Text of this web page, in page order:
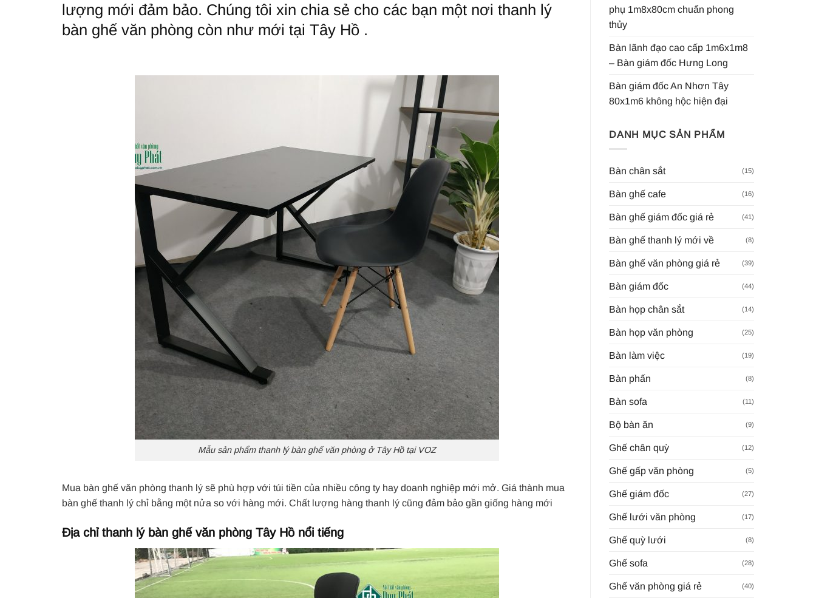
lượng mới đảm bảo. Chúng tôi xin chia sẻ cho các bạn một nơi thanh lý
bàn ghế văn phòng còn như mới tại Tây Hồ .
Mẫu sản phẩm thanh lý bàn ghế văn phòng ở Tây Hồ tại VOZ
Mua bàn ghế văn phòng thanh lý sẽ phù hợp với túi tiền của nhiều công ty hay doanh nghiệp mới mở. Giá thành mua
bàn ghế thanh lý chỉ bằng một nửa so với hàng mới. Chất lượng hàng thanh lý cũng đảm bảo gần giống hàng mới
Địa chỉ thanh lý bàn ghế văn phòng Tây Hồ nổi tiếng
phụ 1m8x80cm chuẩn phong
thủy
Bàn lãnh đạo cao cấp 1m6x1m8
– Bàn giám đốc Hưng Long
Bàn giám đốc An Nhơn Tây
80x1m6 không hộc hiện đại
DANH MỤC SẢN PHẨM
Bàn chân sắt (15)
Bàn ghế cafe (16)
Bàn ghế giám đốc giá rẻ (41)
Bàn ghế thanh lý mới về (8)
Bàn ghế văn phòng giá rẻ (39)
Bàn giám đốc (44)
Bàn họp chân sắt (14)
Bàn họp văn phòng (25)
Bàn làm việc (19)
Bàn phấn (8)
Bàn sofa (11)
Bộ bàn ăn (9)
Ghế chân quỳ (12)
Ghế gấp văn phòng (5)
Ghế giám đốc (27)
Ghế lưới văn phòng (17)
Ghế quỳ lưới (8)
Ghế sofa (28)
Ghế văn phòng giá rẻ (40)